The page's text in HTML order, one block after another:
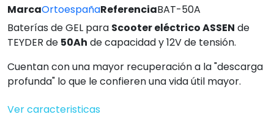
MarcaOrtoespañaReferenciaBAT-50A
Baterías de GEL para Scooter eléctrico ASSEN de
TEYDER de 50Ah de capacidad y 12V de tensión.
Cuentan con una mayor recuperación a la "descarga
profunda" lo que le confieren una vida útil mayor.
Ver caracteristicas